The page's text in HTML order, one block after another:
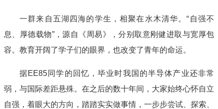
一群来自五湖四海的学生，相聚在水木清华。“自强不
息、厚德载物”，源自《周易》，分别取意刚健进取与宽厚包
容。教育开阔了学子们的眼界，也改变了青年的命运。
据EE85同学的回忆，毕业时我国的半导体产业还非常
弱，与国际差距悬殊。在之后的数十年间，大家始终心怀自立
自强，着眼大的方向，踏踏实实做事情，一步步尝试、探索、